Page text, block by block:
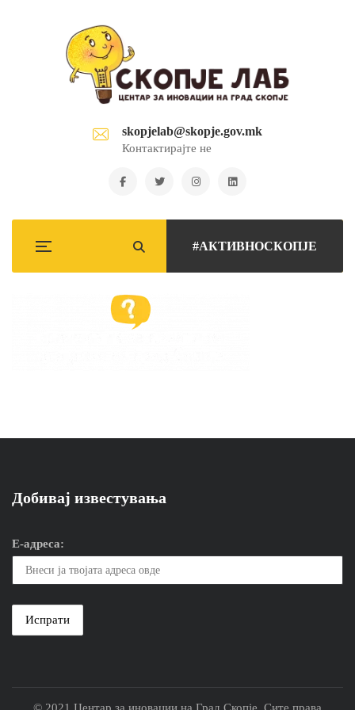
skopjelab@skopje.gov.mk
Контактирајте не
#АКТИВНОСКОПЈЕ
Добивај известувања
Е-адреса: